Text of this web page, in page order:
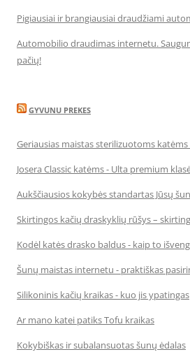
Pigiausiai ir brangiausiai draudžiami
Automobilio draudimas internetu.
pačių!
GYVUNU PREKES
Geriausias maistas sterilizuotoms katėms -
Josera Classic katėms - Ulta premium
Aukščiausios kokybės standartas Jūsų
Skirtingos kačių draskyklių rūšys –
Kodėl katės drasko baldus - kaip to
Šunų maistas internetu - praktiškas
Silikoninis kačių kraikas - kuo jis ypatingas
Ar mano katei patiks Tofu kraikas
Kokybiškas ir subalansuotas šunų ėdalas